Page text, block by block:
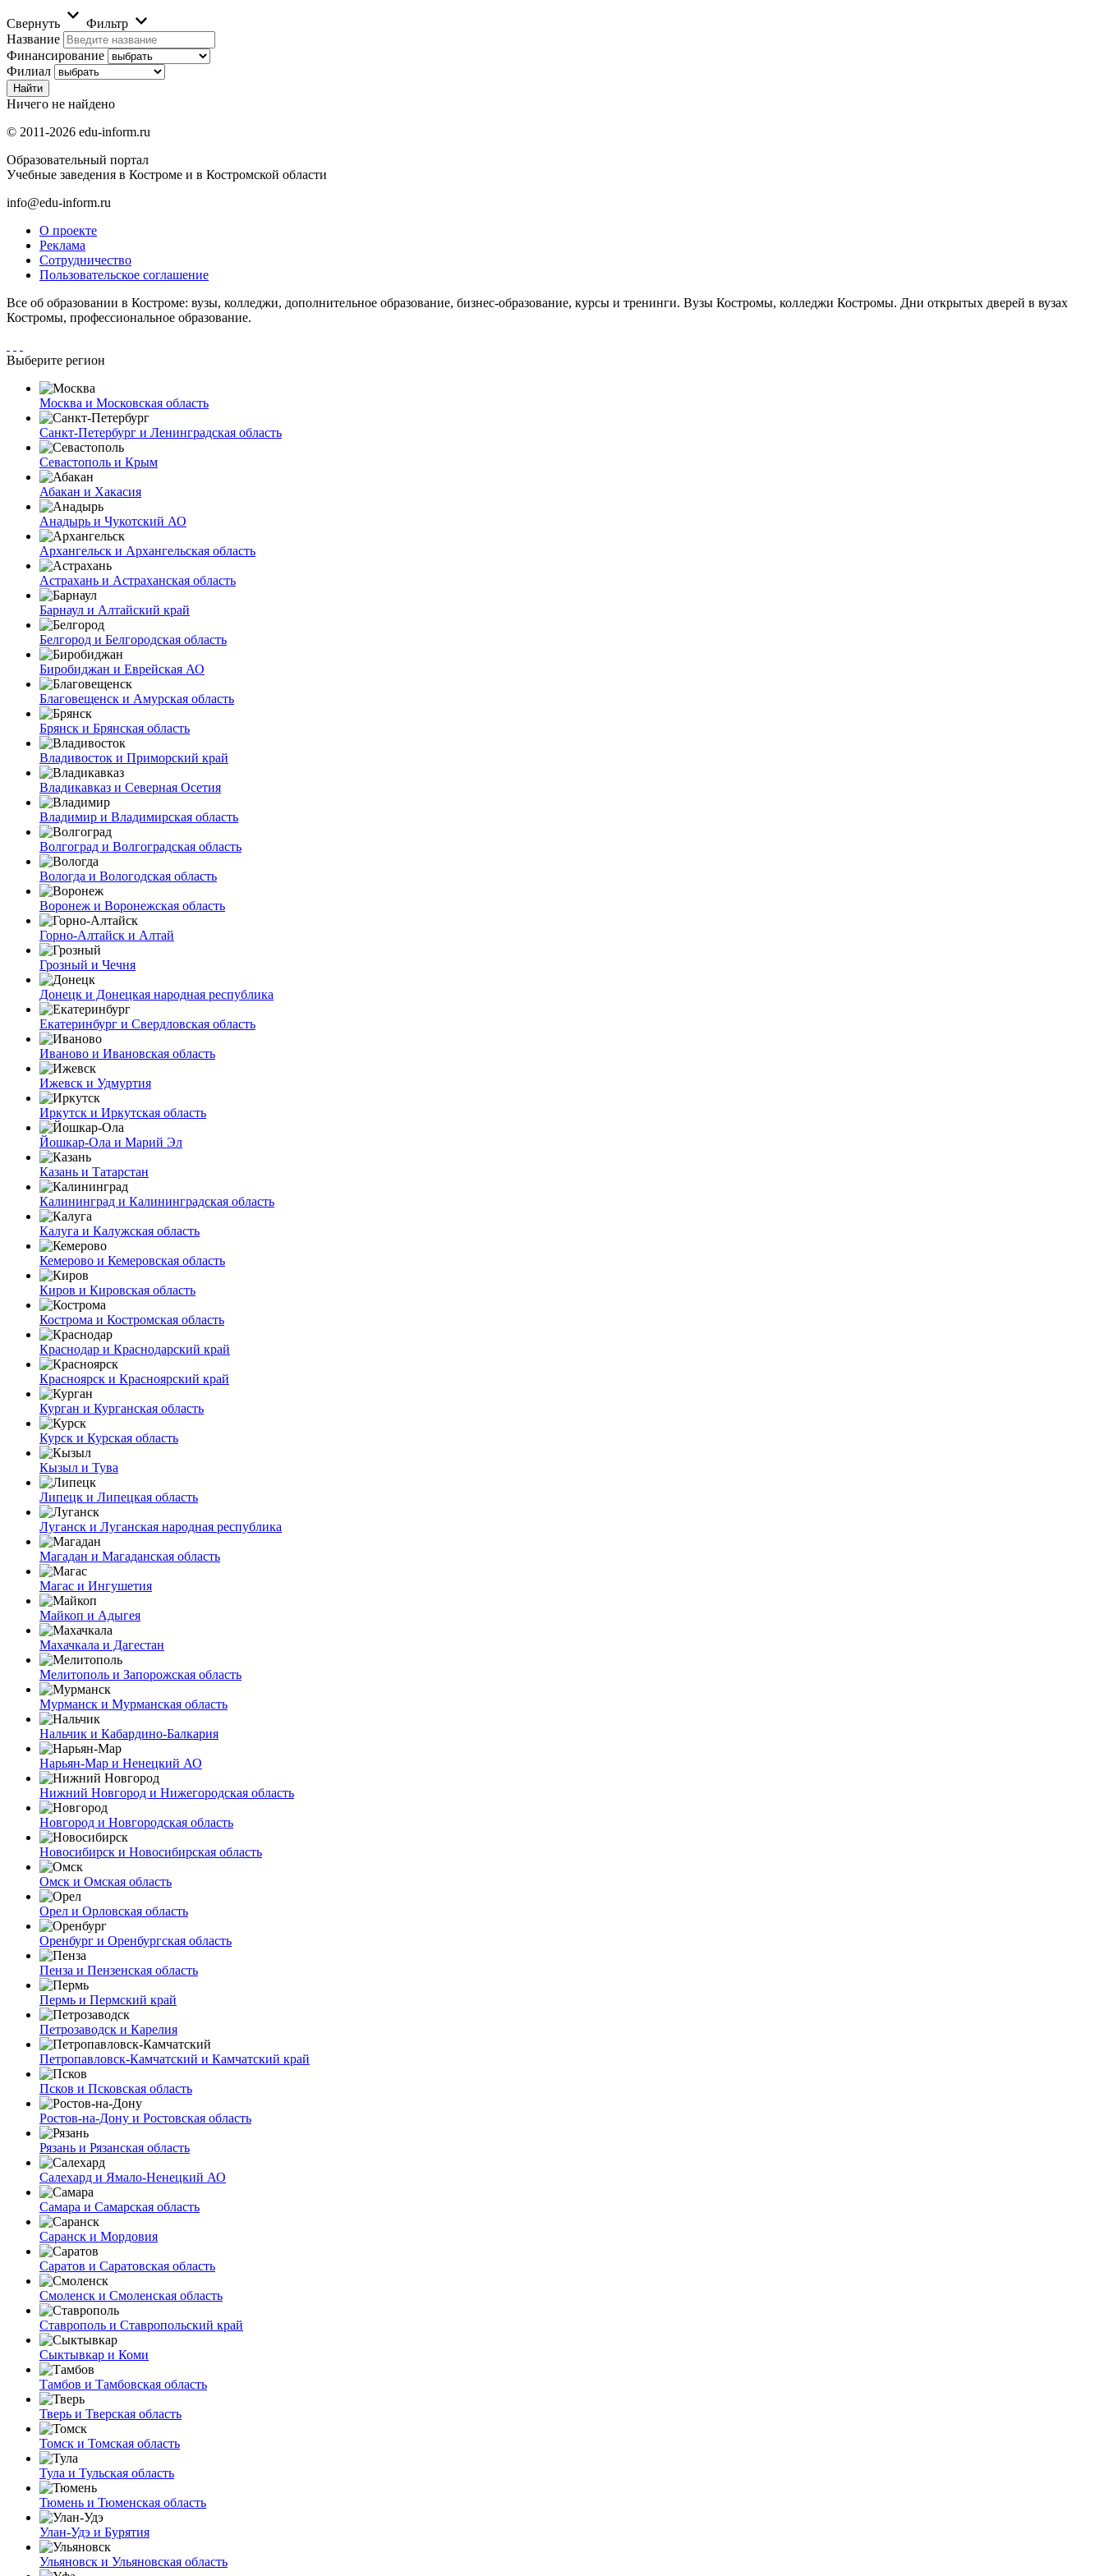
Свернуть
Фильтр
Название
Финансирование
Филиал
Ничего не найдено
© 2011-2026 edu-inform.ru
Образовательный портал
Учебные заведения в Костроме и в Костромской области
info@edu-inform.ru
О проекте
Реклама
Сотрудничество
Пользовательское соглашение
Все об образовании в Костроме: вузы, колледжи, дополнительное образование, бизнес-образование, курсы и тренинги. Вузы Костромы, колледжи Костромы. Дни открытых дверей в вузах
Костромы, профессиональное образование.
Выберите регион
Москва и Московская область
Санкт-Петербург и Ленинградская область
Севастополь и Крым
Абакан и Хакасия
Анадырь и Чукотский АО
Архангельск и Архангельская область
Астрахань и Астраханская область
Барнаул и Алтайский край
Белгород и Белгородская область
Биробиджан и Еврейская АО
Благовещенск и Амурская область
Брянск и Брянская область
Владивосток и Приморский край
Владикавказ и Северная Осетия
Владимир и Владимирская область
Волгоград и Волгоградская область
Вологда и Вологодская область
Воронеж и Воронежская область
Горно-Алтайск и Алтай
Грозный и Чечня
Донецк и Донецкая народная республика
Екатеринбург и Свердловская область
Иваново и Ивановская область
Ижевск и Удмуртия
Иркутск и Иркутская область
Йошкар-Ола и Марий Эл
Казань и Татарстан
Калининград и Калининградская область
Калуга и Калужская область
Кемерово и Кемеровская область
Киров и Кировская область
Кострома и Костромская область
Краснодар и Краснодарский край
Красноярск и Красноярский край
Курган и Курганская область
Курск и Курская область
Кызыл и Тува
Липецк и Липецкая область
Луганск и Луганская народная республика
Магадан и Магаданская область
Магас и Ингушетия
Майкоп и Адыгея
Махачкала и Дагестан
Мелитополь и Запорожская область
Мурманск и Мурманская область
Нальчик и Кабардино-Балкария
Нарьян-Мар и Ненецкий АО
Нижний Новгород и Нижегородская область
Новгород и Новгородская область
Новосибирск и Новосибирская область
Омск и Омская область
Орел и Орловская область
Оренбург и Оренбургская область
Пенза и Пензенская область
Пермь и Пермский край
Петрозаводск и Карелия
Петропавловск-Камчатский и Камчатский край
Псков и Псковская область
Ростов-на-Дону и Ростовская область
Рязань и Рязанская область
Салехард и Ямало-Ненецкий АО
Самара и Самарская область
Саранск и Мордовия
Саратов и Саратовская область
Смоленск и Смоленская область
Ставрополь и Ставропольский край
Сыктывкар и Коми
Тамбов и Тамбовская область
Тверь и Тверская область
Томск и Томская область
Тула и Тульская область
Тюмень и Тюменская область
Улан-Удэ и Бурятия
Ульяновск и Ульяновская область